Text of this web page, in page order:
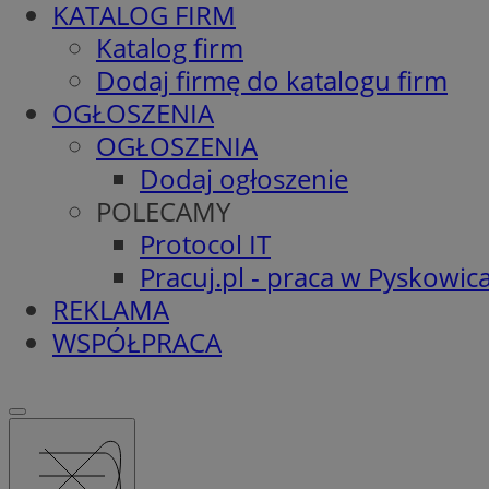
KATALOG FIRM
Katalog firm
Dodaj firmę do katalogu firm
OGŁOSZENIA
OGŁOSZENIA
Dodaj ogłoszenie
POLECAMY
Protocol IT
Pracuj.pl - praca w
REKLAMA
WSPÓŁPRACA